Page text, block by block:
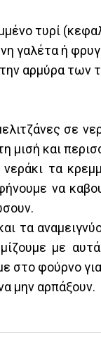
τυρί
γαλέτα ή
αρμύρα των
σε
μισή και
τα
να
τα
με
στο φούρνο
μην αρπάξουν.